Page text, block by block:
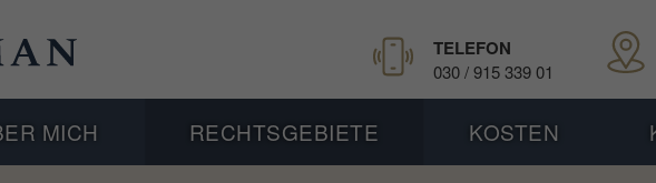
TELEFON
030 / 915 339 01
MICH RECHTSGEBIETE KOSTEN